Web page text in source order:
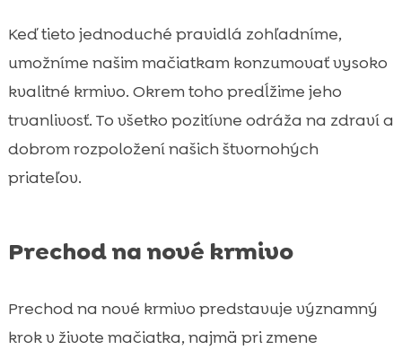
Keď tieto jednoduché pravidlá zohľadníme,
umožníme našim mačiatkam konzumovať vysoko
kvalitné krmivo. Okrem toho predĺžime jeho
trvanlivosť. To všetko pozitívne odráža na zdraví a
dobrom rozpoložení našich štvornohých
priateľov.
Prechod na nové krmivo
Prechod na nové krmivo predstavuje významný
krok v živote mačiatka, najmä pri zmene